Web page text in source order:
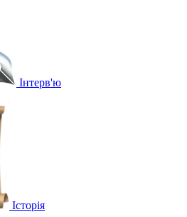
Інтерв'ю
Історія